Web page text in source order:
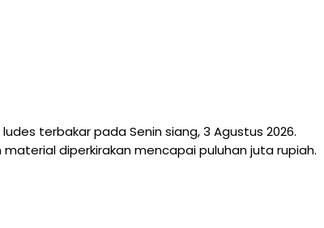
terbakar pada Senin siang, 3 Agustus 2026.
diperkirakan mencapai puluhan juta rupiah.